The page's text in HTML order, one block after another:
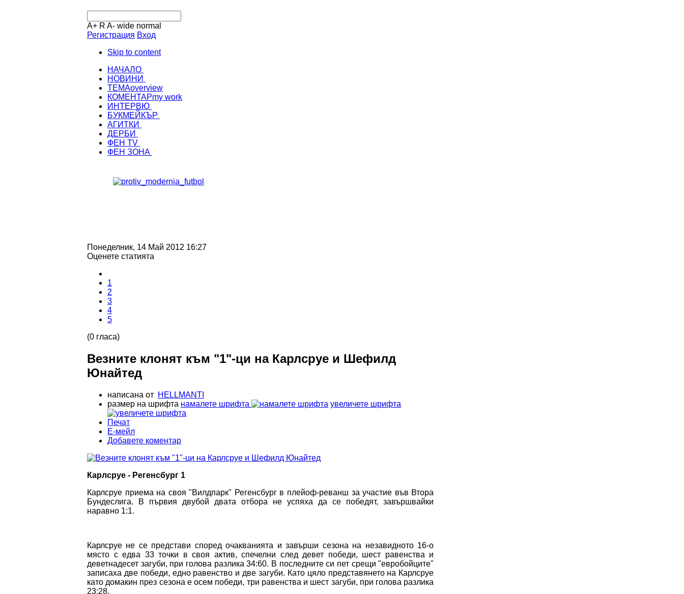
A+ R A- wide normal
Регистрация Вход
Skip to content
НАЧАЛО
НОВИНИ
ТЕМАoverview
КОМЕНТАРmy work
ИНТЕРВЮ
БУКМЕЙКЪР
АГИТКИ
ДЕРБИ
ФЕН TV
ФЕН ЗОНА
Понеделник, 14 Май 2012 16:27
Оценете статията
1
2
3
4
5
(0 гласа)
Везните клонят към "1"-ци на Карлсруе и Шефилд
Юнайтед
написана от HELLMANTI
размер на шрифта намалете шрифта увеличете шрифта
Печат
Е-мейл
Добавете коментар
Карлсруе - Регенсбург 1
Карлсруе приема на своя "Вилдпарк" Регенсбург в плейоф-реванш за участие във Втора
Бундеслига. В първия двубой двата отбора не успяха да се победят, завършвайки
наравно 1:1.
Карлсруе не се представи според очакванията и завърши сезона на незавидното 16-о
място с едва 33 точки в своя актив, спечелни след девет победи, шест равенства и
деветнадесет загуби, при голова разлика 34:60. В последните си пет срещи "евробойците"
записаха две победи, едно равенство и две загуби. Като цяло представянето на Карлсруе
като домакин през сезона е осем победи, три равенства и шест загуби, при голова разлика
23:28.